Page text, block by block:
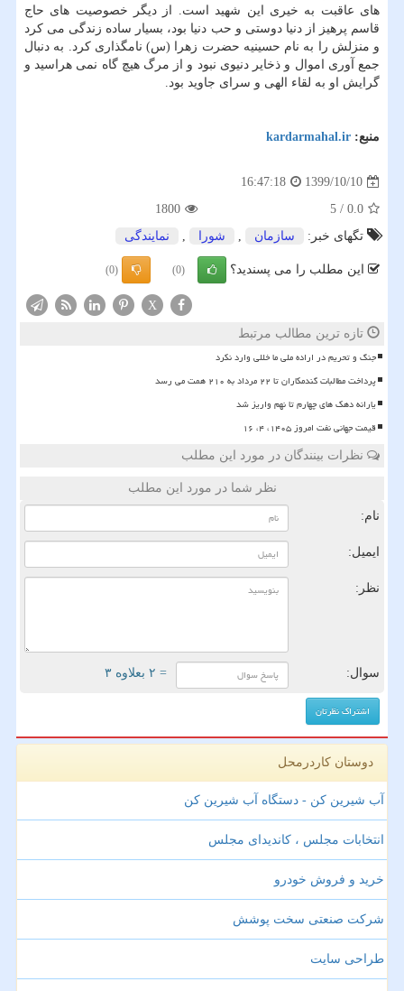
های عاقبت به خیری این شهید است. از دیگر خصوصیت های حاج
قاسم پرهیز از دنیا دوستی و حب دنیا بود، بسیار ساده زندگی می کرد
و منزلش را به نام حسینیه حضرت زهرا (س) نامگذاری کرد. به دنبال
جمع آوری اموال و ذخایر دنیوی نبود و از مرگ هیچ گاه نمی هراسید و
گرایش او به لقاء الهی و سرای جاوید بود.
منبع: kardarmahal.ir
1399/10/10
16:47:18
0.0
/
5
1800
تگهای خبر:
سازمان , شورا , نمایندگی
این مطلب را می پسندید؟ (0)
(0)
X
تازه ترین مطالب مرتبط
جنگ و تحریم در اراده ملی ما خللی وارد نکرد
پرداخت مطالبات گندمکاران تا ۲۲ مرداد به ۲۱۰ همت می رسد
یارانه دهک های چهارم تا نهم واریز شد
قیمت جهانی نفت امروز ۱۴۰۵، ۴، ۱۶
نظرات بینندگان در مورد این مطلب
نظر شما در مورد این مطلب
نام:
ایمیل:
نظر:
سوال: = ۲ بعلاوه ۳
دوستان کاردرمحل
آب شیرین کن - دستگاه آب شیرین کن
انتخابات مجلس ، کاندیدای مجلس
خرید و فروش خودرو
شرکت صنعتی سخت پوشش
طراحی سایت